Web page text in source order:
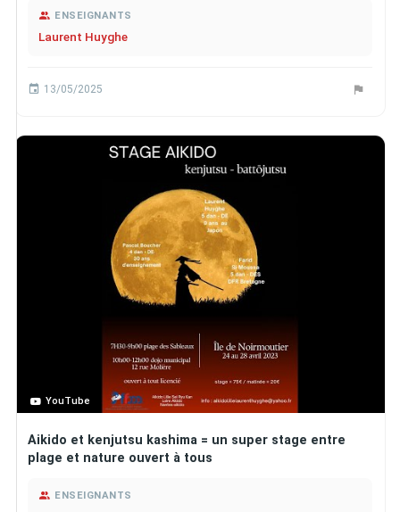
ENSEIGNANTS
Laurent Huyghe
13/05/2025
YouTube
Aikido et kenjutsu kashima = un super stage entre
plage et nature ouvert à tous
ENSEIGNANTS